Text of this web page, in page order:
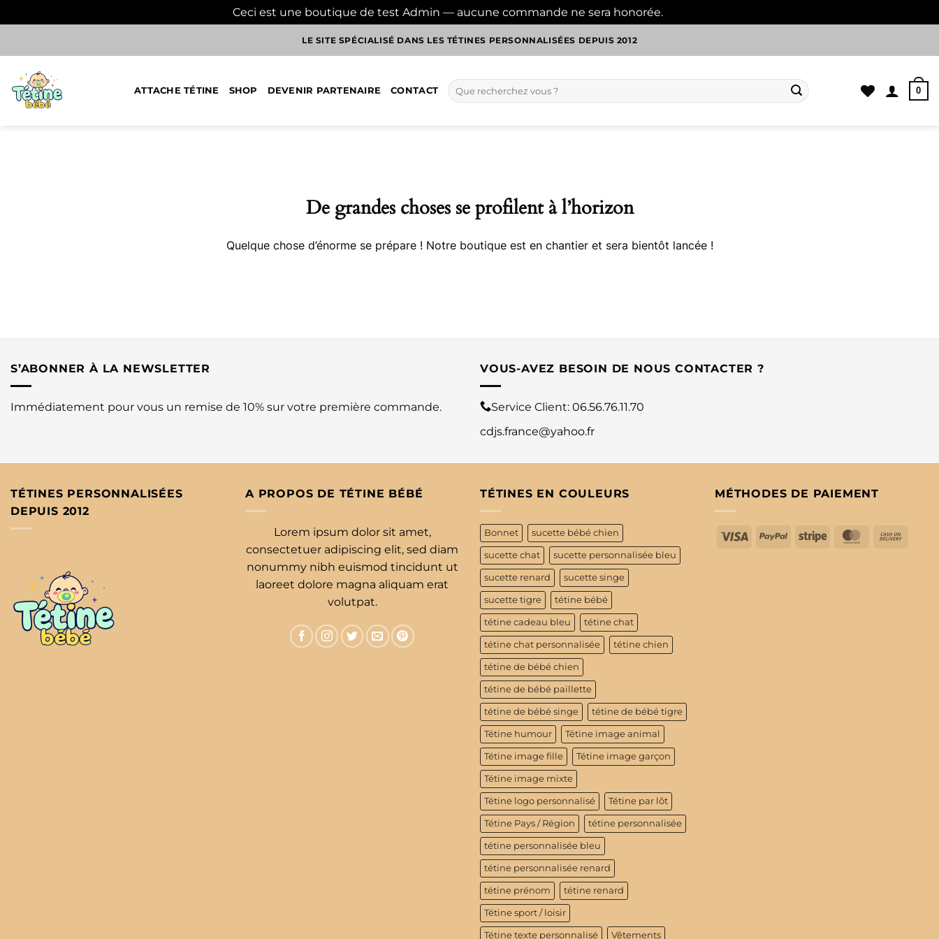
Ceci est une boutique de test Admin — aucune commande ne sera honorée.
LE SITE SPÉCIALISÉ DANS LES TÉTINES PERSONNALISÉES DEPUIS 2012
ATTACHE TÉTINE SHOP DEVENIR PARTENAIRE CONTACT
Recherche
pour :
0
De grandes choses se profilent à l’horizon
Quelque chose d’énorme se prépare ! Notre boutique est en chantier et sera bientôt lancée !
S’ABONNER À LA NEWSLETTER
Immédiatement pour vous un remise de 10% sur votre première commande.
VOUS-AVEZ BESOIN DE NOUS CONTACTER ?
Service Client: 06.56.76.11.70
cdjs.france@yahoo.fr
TÉTINES PERSONNALISÉES
DEPUIS 2012
A PROPOS DE TÉTINE BÉBÉ
Lorem ipsum dolor sit amet,
consectetuer adipiscing elit, sed diam
nonummy nibh euismod tincidunt ut
laoreet dolore magna aliquam erat
volutpat.
TÉTINES EN COULEURS
Bonnet sucette bébé chien
sucette chat sucette personnalisée bleu
sucette renard sucette singe
sucette tigre tétine bébé
tétine cadeau bleu tétine chat
tétine chat personnalisée tétine chien
tétine de bébé chien
tétine de bébé paillette
tétine de bébé singe tétine de bébé tigre
Tétine humour Tétine image animal
Tétine image fille Tétine image garçon
Tétine image mixte
Tétine logo personnalisé Tétine par lôt
Tétine Pays / Région tétine personnalisée
tétine personnalisée bleu
tétine personnalisée renard
tétine prénom tétine renard
Tétine sport / loisir
Tétine texte personnalisé Vêtements
MÉTHODES DE PAIEMENT
Visa PayPalStripe MasterCard